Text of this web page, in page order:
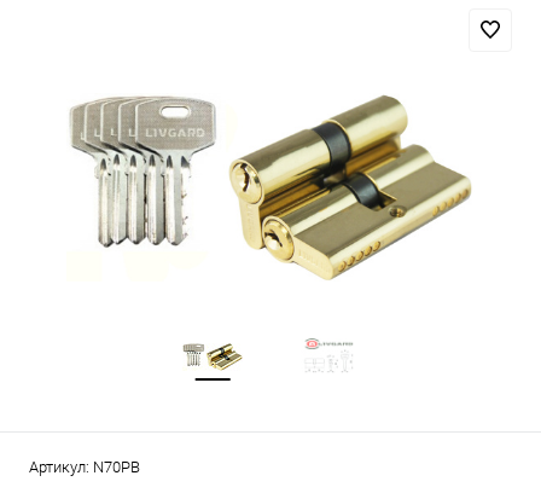
Артикул: N70PB